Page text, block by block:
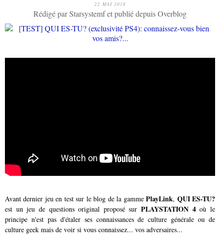
22 MAI 2018
Rédigé par Starsystemf et publié depuis Overblog
Avant dernier jeu en test sur le blog de la gammePlayLink, QUI ES-TU?
est un jeu de questions original proposé surPLAYSTATION 4où le
principe n'est pas d'étaler ses connaissances de culture générale ou de
culture geek mais de voir si vous connaissez... vos adversaires...